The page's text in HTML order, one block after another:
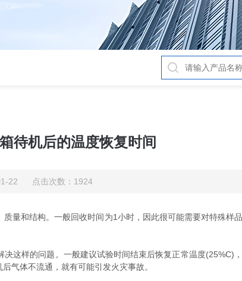
待机后的温度恢复时间
22 点击次数：1924
量和结构。一般回收时间为1小时，因此很可能需要对特殊样
样的问题。一般建议试验时间结束后恢复正常温度(25%C)
气体不流通，就有可能引发火灾事故。